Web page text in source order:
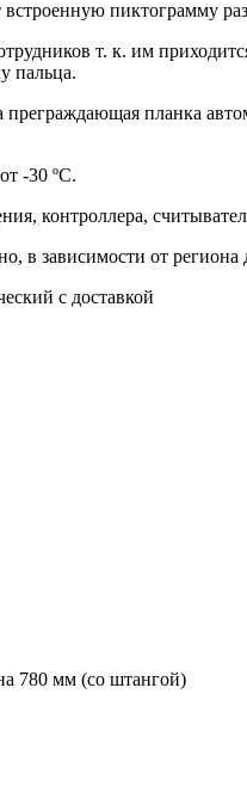
пиктограмму
т. к. им
пальца.
планка
-30 ºС.
контроллера,
в зависимости от
с доставкой
780 мм (со штангой)